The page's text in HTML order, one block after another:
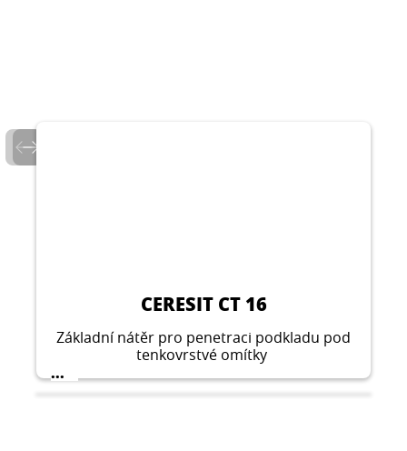
CERESIT CT 16
Základní nátěr pro penetraci podkladu pod
tenkovrstvé omítky
...